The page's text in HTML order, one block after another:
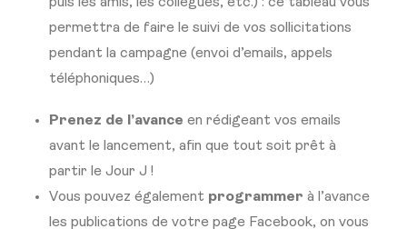
permettra de faire le suivi de vos sollicitations
pendant la campagne (envoi d’emails, appels
téléphoniques…)
Prenez de l’avance en rédigeant vos emails
avant le lancement, afin que tout soit prêt à
partir le Jour J !
Vous pouvez également programmer à l’avance
les publications de votre page Facebook, on vous